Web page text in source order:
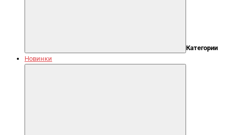
Категории
Новинки